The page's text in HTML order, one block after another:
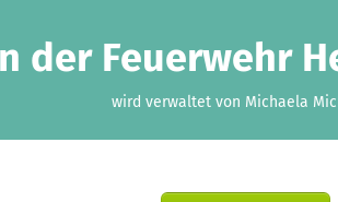
der Feuerwehr
wird verwaltet von Michaela